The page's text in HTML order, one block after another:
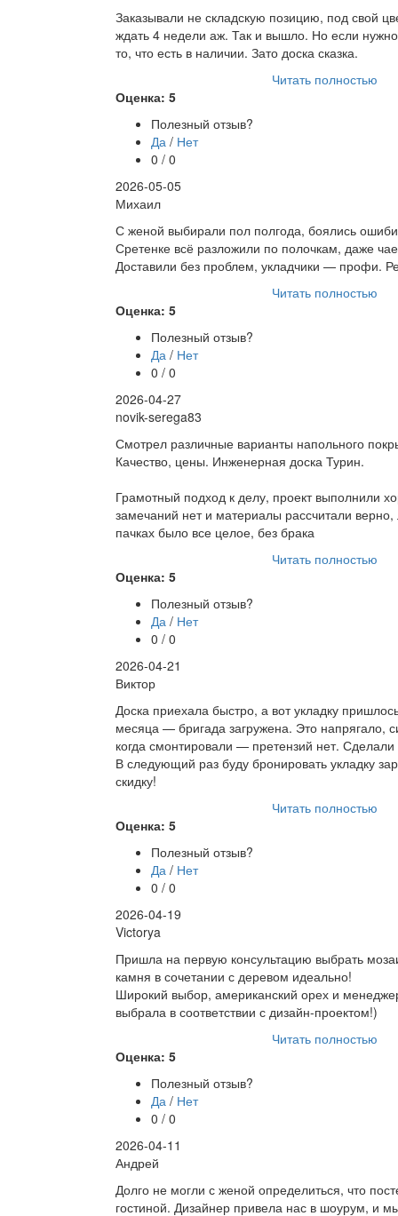
Заказывали не складскую позицию, под свой
ждать 4 недели аж. Так и вышло. Но если
то, что есть в наличии. Зато доска сказка.
Читать полностью
Оценка: 5
Полезный отзыв?
Да / Нет
0 / 0
2026-05-05
Михаил
С женой выбирали пол полгода, боялись
Сретенке всё разложили по полочкам, даже
Доставили без проблем, укладчики — профи.
Читать полностью
Оценка: 5
Полезный отзыв?
Да / Нет
0 / 0
2026-04-27
novik-serega83
Смотрел различные варианты напольного
Качество, цены. Инженерная доска Турин.
Грамотный подход к делу, проект выполнили
замечаний нет и материалы рассчитали
пачках было все целое, без брака
Читать полностью
Оценка: 5
Полезный отзыв?
Да / Нет
0 / 0
2026-04-21
Виктор
Доска приехала быстро, а вот укладку
месяца — бригада загружена. Это напрягало,
когда смонтировали — претензий нет.
В следующий раз буду бронировать укладку
скидку!
Читать полностью
Оценка: 5
Полезный отзыв?
Да / Нет
0 / 0
2026-04-19
Victorya
Пришла на первую консультацию выбрать
камня в сочетании с деревом идеально!
Широкий выбор, американский орех и
выбрала в соответствии с дизайн-проектом!)
Читать полностью
Оценка: 5
Полезный отзыв?
Да / Нет
0 / 0
2026-04-11
Андрей
Долго не могли с женой определиться, что
гостиной. Дизайнер привела нас в шоурум, и